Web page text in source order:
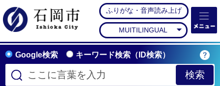
石岡市公式ホームペー
ふりがな・音声読み上げ
MUITILINGUAL
Google検索 キーワード検索（ID検索）